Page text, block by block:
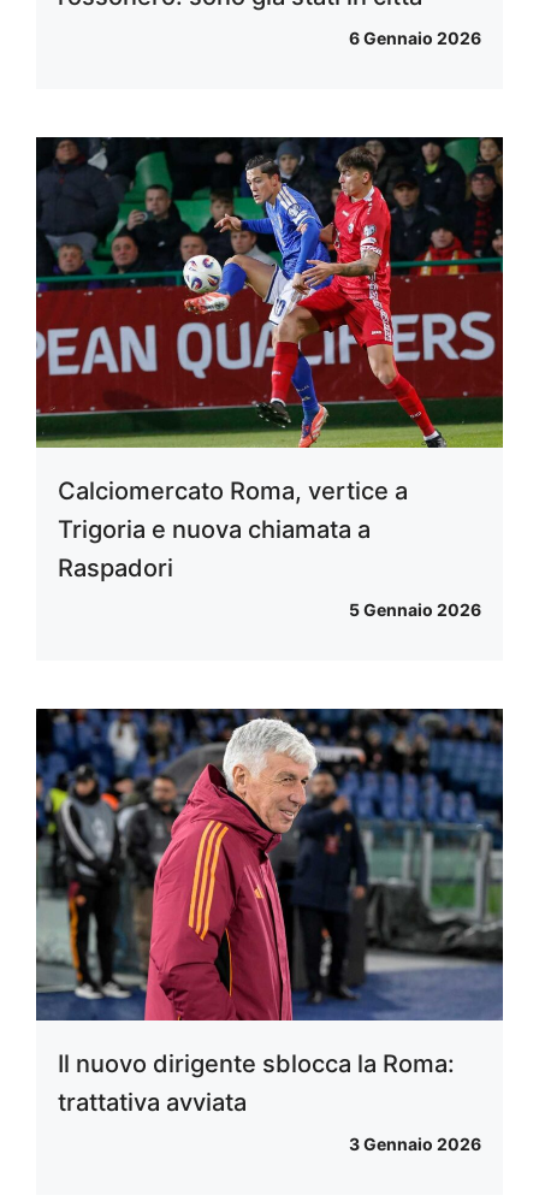
6 Gennaio 2026
Calciomercato Roma, vertice a
Trigoria e nuova chiamata a
Raspadori
5 Gennaio 2026
Il nuovo dirigente sblocca la Roma:
trattativa avviata
3 Gennaio 2026